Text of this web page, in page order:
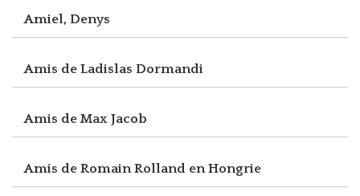
Amiel, Denys
Amis de Ladislas Dormandi
Amis de Max Jacob
Amis de Romain Rolland en Hongrie